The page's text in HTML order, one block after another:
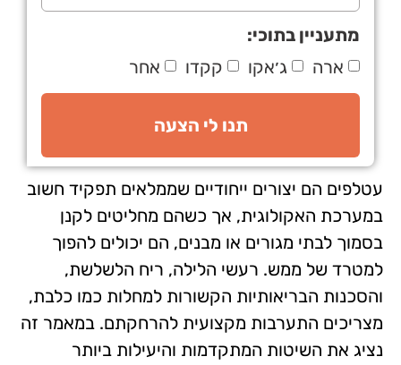
מתעניין בתוכי:
ארה
ג׳אקו קקדו אחר
תנו לי הצעה
עטלפים הם יצורים ייחודיים שממלאים תפקיד חשוב
במערכת האקולוגית, אך כשהם מחליטים לקנן
בסמוך לבתי מגורים או מבנים, הם יכולים להפוך
למטרד של ממש. רעשי הלילה, ריח הלשלשת,
והסכנות הבריאותיות הקשורות למחלות כמו כלבת,
מצריכים התערבות מקצועית להרחקתם. במאמר זה
נציג את השיטות המתקדמות והיעילות ביותר